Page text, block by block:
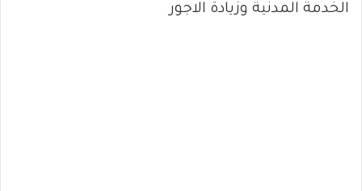
الخدمة المدنية وزيادة الاجور